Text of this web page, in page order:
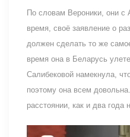
По словам Вероники, они с
время, своё заявление о
должен сделать то же
время она в Беларусь
Салибековой намекнула,
поэтому она всем
расстоянии, как и два года